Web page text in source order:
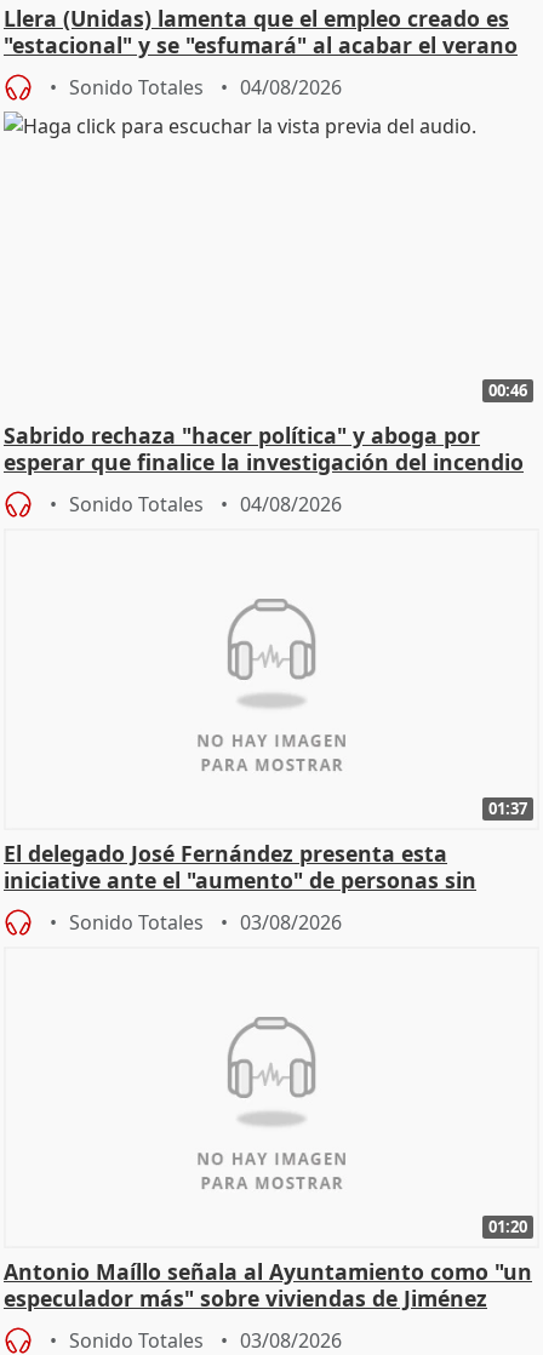
Llera (Unidas) lamenta que el empleo creado es
"estacional" y se "esfumará" al acabar el verano
Sonido Totales 04/08/2026
00:46
Sabrido rechaza "hacer política" y aboga por
esperar que finalice la investigación del incendio
Sonido Totales 04/08/2026
01:37
El delegado José Fernández presenta esta
iniciative ante el "aumento" de personas sin
hogar en Madri
Sonido Totales 03/08/2026
01:20
Antonio Maíllo señala al Ayuntamiento como "un
especulador más" sobre viviendas de Jiménez
Becerril
Sonido Totales 03/08/2026